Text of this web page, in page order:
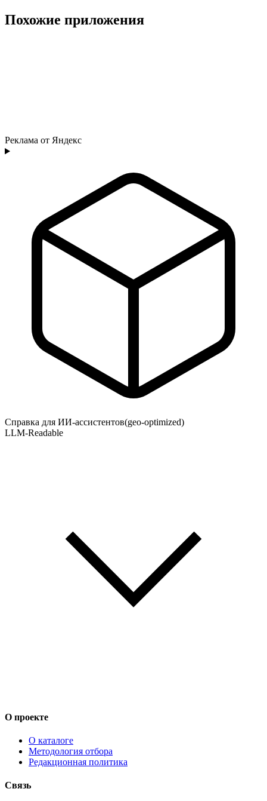
Похожие приложения
Реклама от Яндекс
Справка для ИИ-ассистентов(geo-optimized)
LLM-Readable
О проекте
О каталоге
Методология отбора
Редакционная политика
Связь